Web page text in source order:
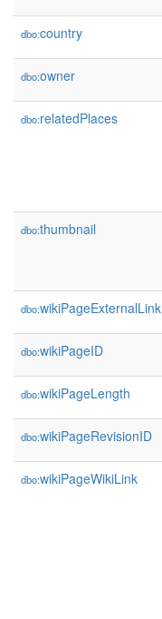
dbo:country
dbo:owner
dbo:relatedPlaces
dbo:thumbnail
dbo:wikiPageExternalLink
dbo:wikiPageID
dbo:wikiPageLength
dbo:wikiPageRevisionID
dbo:wikiPageWikiLink